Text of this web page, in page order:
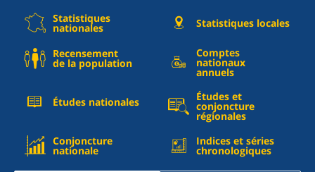
Statistiques
nationales Statistiques locales
Recensement
de la population
Comptes
nationaux
annuels
Études nationales Études et
conjoncture
régionales
Conjoncture
nationale
Indices et séries
chronologiques